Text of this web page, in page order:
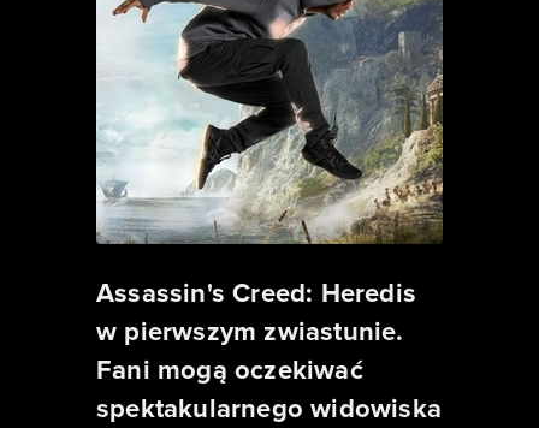
Assassin's Creed: Heredis
w pierwszym zwiastunie.
Fani mogą oczekiwać
spektakularnego widowiska